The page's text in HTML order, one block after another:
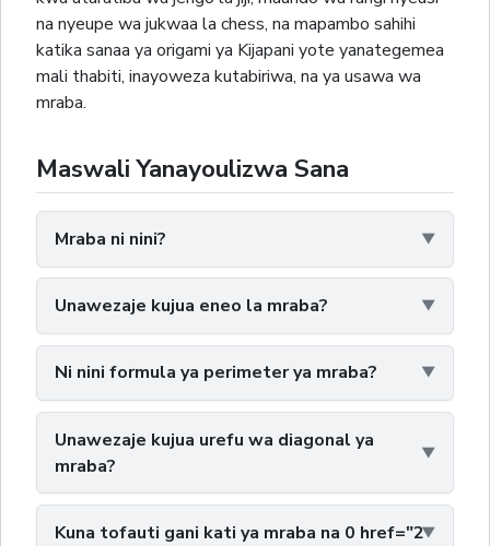
na nyeupe wa jukwaa la chess, na mapambo sahihi
katika sanaa ya origami ya Kijapani yote yanategemea
mali thabiti, inayoweza kutabiriwa, na ya usawa wa
mraba.
Maswali Yanayoulizwa Sana
Mraba ni nini?
Unawezaje kujua eneo la mraba?
Ni nini formula ya perimeter ya mraba?
Unawezaje kujua urefu wa diagonal ya
mraba?
Kuna tofauti gani kati ya mraba na 0 href="2